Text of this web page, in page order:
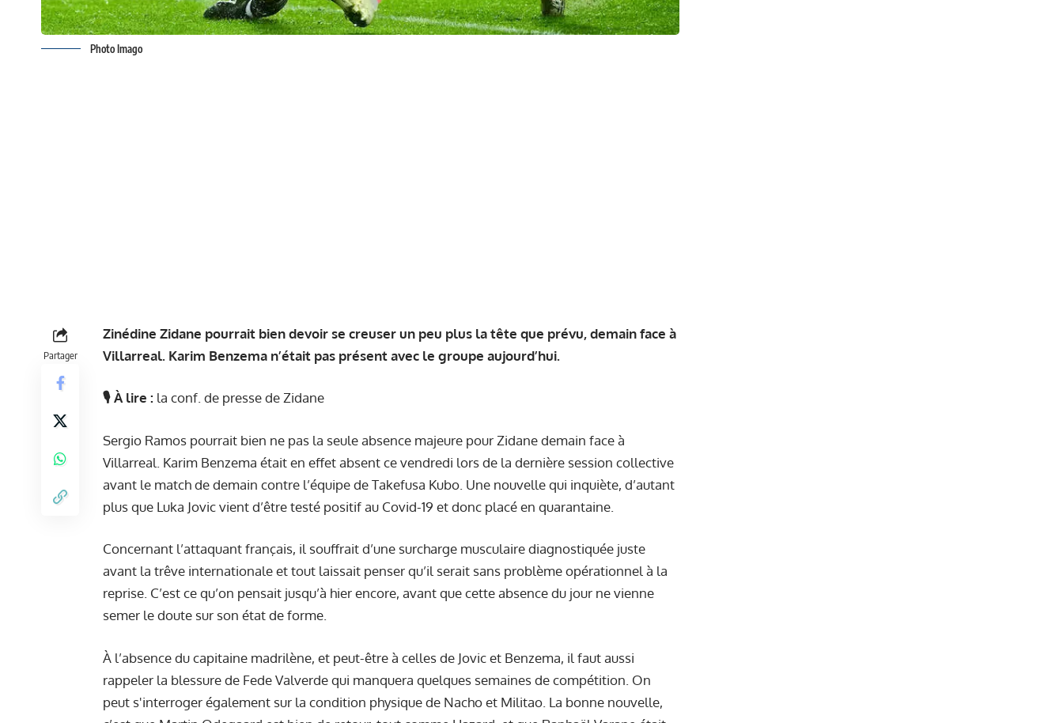
Photo Imago
Partager
Zinédine Zidane pourrait bien devoir se creuser un peu plus la tête que prévu, demain face à
Villarreal. Karim Benzema n’était pas présent avec le groupe aujourd’hui.
🎙 À lire : la conf. de presse de Zidane
Sergio Ramos pourrait bien ne pas la seule absence majeure pour Zidane demain face à
Villarreal. Karim Benzema était en effet absent ce vendredi lors de la dernière session collective
avant le match de demain contre l’équipe de Takefusa Kubo. Une nouvelle qui inquiète, d’autant
plus que Luka Jovic vient d’être testé positif au Covid-19 et donc placé en quarantaine.
Concernant l’attaquant français, il souffrait d’une surcharge musculaire diagnostiquée juste
avant la trêve internationale et tout laissait penser qu’il serait sans problème opérationnel à la
reprise. C’est ce qu’on pensait jusqu’à hier encore, avant que cette absence du jour ne vienne
semer le doute sur son état de forme.
À l’absence du capitaine madrilène, et peut-être à celles de Jovic et Benzema, il faut aussi
rappeler la blessure de Fede Valverde qui manquera quelques semaines de compétition. On
peut s'interroger également sur la condition physique de Nacho et Militao. La bonne nouvelle,